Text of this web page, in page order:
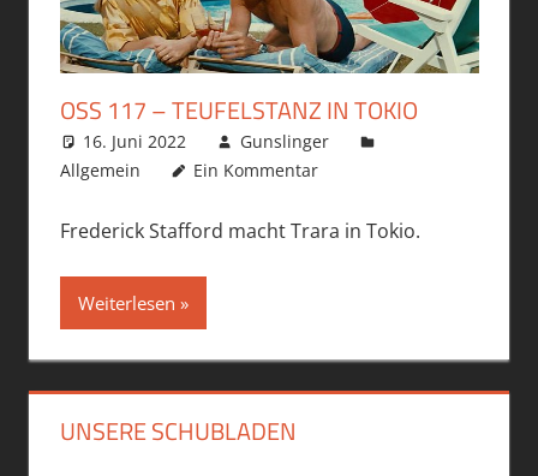
OSS 117 – TEUFELSTANZ IN TOKIO
16. Juni 2022
Gunslinger
Allgemein
Ein Kommentar
Frederick Stafford macht Trara in Tokio.
Weiterlesen
UNSERE SCHUBLADEN